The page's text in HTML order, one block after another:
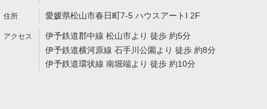
愛媛県松山市春日町7-5 ハウスアートI 2F
伊予鉄道郡中線 松山市より 徒歩 約5分
伊予鉄道横河原線 石手川公園より 徒歩 約8分
伊予鉄道環状線 南堀端より 徒歩 約10分